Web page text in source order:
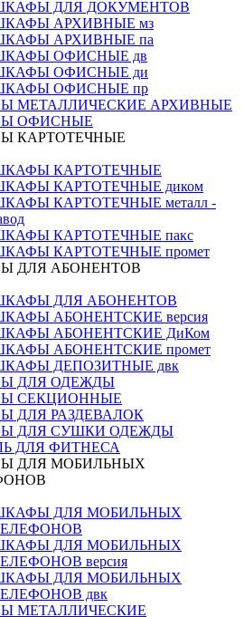
ДЛЯ ДОКУМЕНТОВ
АРХИВНЫЕ мз
АРХИВНЫЕ па
ОФИСНЫЕ дв
ОФИСНЫЕ ди
ОФИСНЫЕ пр
МЕТАЛЛИЧЕСКИЕ АРХИВНЫЕ
ОФИСНЫЕ
КАРТОТЕЧНЫЕ
КАРТОТЕЧНЫЕ
КАРТОТЕЧНЫЕ диком
КАРТОТЕЧНЫЕ металл -
КАРТОТЕЧНЫЕ пакс
КАРТОТЕЧНЫЕ промет
ДЛЯ АБОНЕНТОВ
ДЛЯ АБОНЕНТОВ
АБОНЕНТСКИЕ версия
АБОНЕНТСКИЕ ДиКом
АБОНЕНТСКИЕ промет
ДЕПОЗИТНЫЕ двк
ДЛЯ ОДЕЖДЫ
СЕКЦИОННЫЕ
ДЛЯ РАЗДЕВАЛОК
ДЛЯ СУШКИ ОДЕЖДЫ
ДЛЯ ФИТНЕСА
ДЛЯ МОБИЛЬНЫХ
ДЛЯ МОБИЛЬНЫХ
ДЛЯ МОБИЛЬНЫХ
версия
ДЛЯ МОБИЛЬНЫХ
двк
МЕТАЛЛИЧЕСКИЕ